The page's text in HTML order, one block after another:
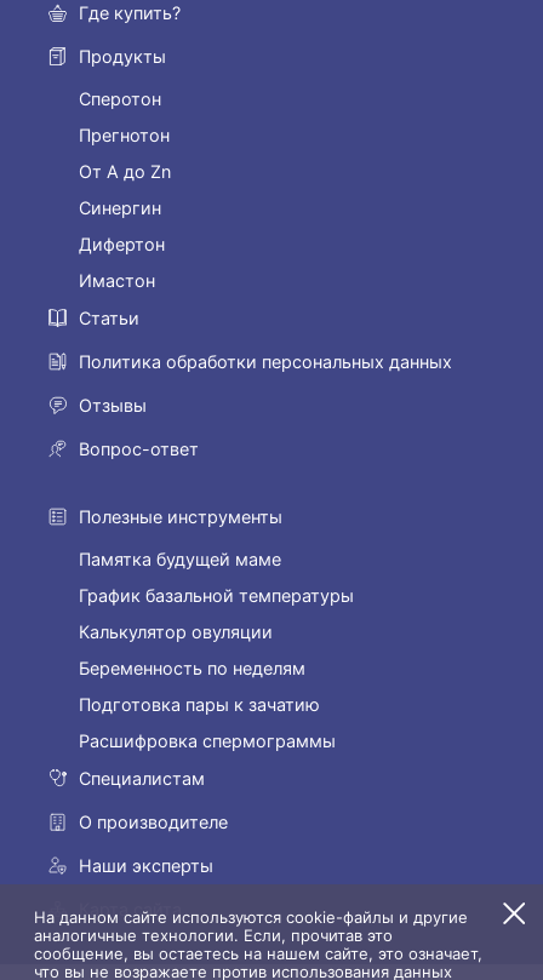
Где купить?
Продукты
Сперотон
Прегнотон
От А до Zn
Синергин
Дифертон
Имастон
Статьи
Политика обработки персональных данных
Отзывы
Вопрос-ответ
Полезные инструменты
Памятка будущей маме
График базальной температуры
Калькулятор овуляции
Беременность по неделям
Подготовка пары к зачатию
Расшифровка спермограммы
Специалистам
О производителе
Наши эксперты
Карта сайта
На данном сайте используются cookie-файлы и другие
аналогичные технологии. Если, прочитав это
сообщение, вы остаетесь на нашем сайте, это означает,
что вы не возражаете против использования данных